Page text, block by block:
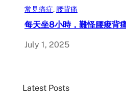
常見痛症, 腰背痛
每天坐8小時，難怪腰痠背
July 1, 2025
Latest Posts